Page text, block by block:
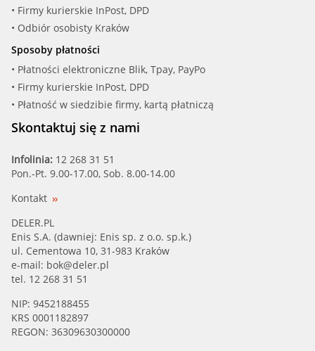
• Firmy kurierskie InPost, DPD
• Odbiór osobisty Kraków
Sposoby płatności
• Płatności elektroniczne Blik, Tpay, PayPo
• Firmy kurierskie InPost, DPD
• Płatność w siedzibie firmy, kartą płatniczą
Skontaktuj się z nami
Infolinia: 12 268 31 51
Pon.-Pt. 9.00-17.00, Sob. 8.00-14.00
Kontakt
DELER.PL
Enis S.A. (dawniej: Enis sp. z o.o. sp.k.)
ul. Cementowa 10, 31-983 Kraków
e-mail: bok@deler.pl
tel. 12 268 31 51
NIP: 9452188455
KRS 0001182897
REGON: 36309630300000